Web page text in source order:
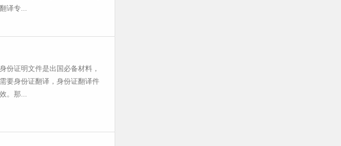
译专...
份证明文件是出国必备材料，
要身份证翻译，身份证翻译件
。那...